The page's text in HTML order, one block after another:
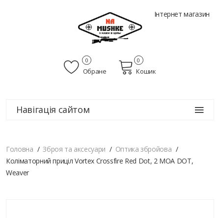
Інтернет магазин
Обране
0
Кошик
0
Навігація сайтом
Головна Зброя та аксесуари
Оптика збройова
Коліматорний приціл Vortex Crossfire Red Dot, 2 MOA DOT,
Weaver